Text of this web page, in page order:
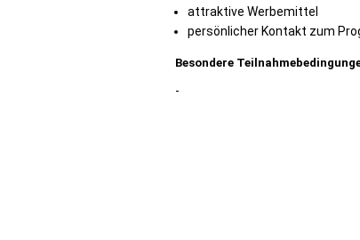
attraktive Werbemittel
persönlicher Kontakt zum
Besondere
-